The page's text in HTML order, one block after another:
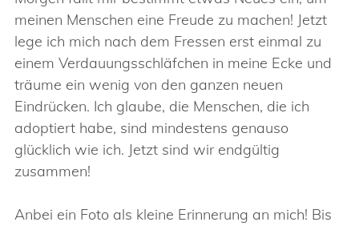
meinen Menschen eine Freude zu machen! Jetzt
lege ich mich nach dem Fressen erst einmal zu
einem Verdauungsschläfchen in meine Ecke und
träume ein wenig von den ganzen neuen
Eindrücken. Ich glaube, die Menschen, die ich
adoptiert habe, sind mindestens genauso
glücklich wie ich. Jetzt sind wir endgültig
zusammen!
Anbei ein Foto als kleine Erinnerung an mich! Bis